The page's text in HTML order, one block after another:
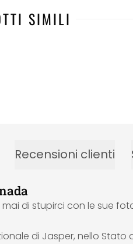
SIMILI
Recensioni clienti
di stupirci con le sue
di Jasper, nello